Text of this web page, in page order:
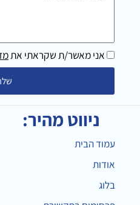
מילים
אני מאשר/ת שקראתי את
ניווט מהיר:
עמוד הבית
אודות
בלוג